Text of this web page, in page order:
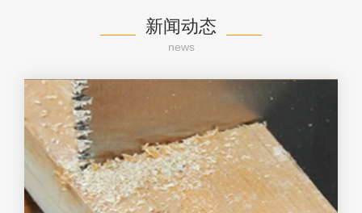
新闻动态
news